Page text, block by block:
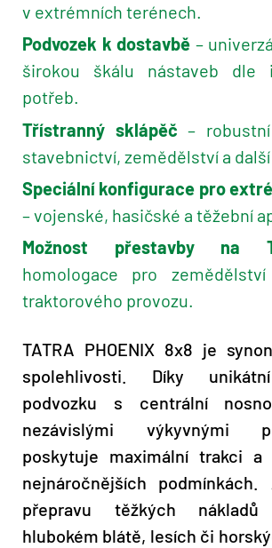
v extrémních terénech.
Podvozek k dostavbě –
širokou škálu nástaveb dle
potřeb.
Třístranný sklápěč –
stavebnictví, zemědělství a
Speciální konfigurace pro
– vojenské, hasičské a těžební
Možnost přestavby na
homologace pro
traktorového provozu.
TATRA PHOENIX 8x8 je
spolehlivosti. Díky
podvozku s centrální
nezávislými výkyvnými
poskytuje maximální trakci
nejnáročnějších
přepravu těžkých
hlubokém blátě, lesích či